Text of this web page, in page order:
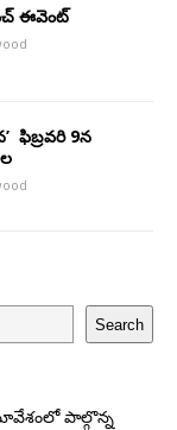
ఈవెంట్
ఫిబ్రవరి 9న
Search
పాల్గొన్న